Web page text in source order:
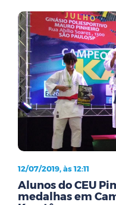
12/07/2019, às 12:11
Alunos do CEU
medalhas em